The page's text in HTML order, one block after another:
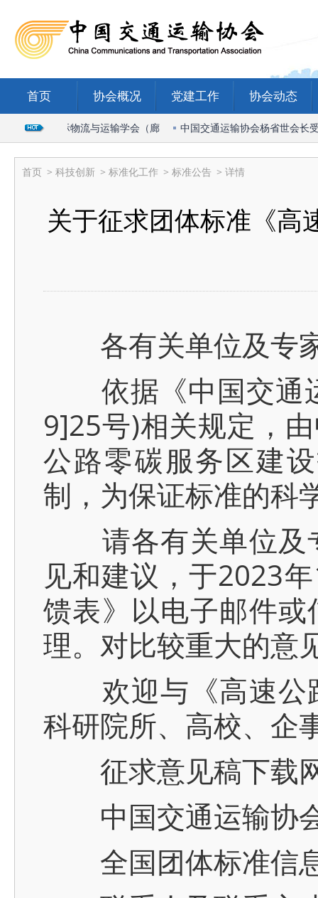
首页 协会概况 党建工作 协会动态
2026国际物流与运输学会（廊 中国交通运输协会杨省世会长受
首页 > 科技创新 > 标准化工作 > 标准公告 > 详情
关于征求团体标准《高
各有关单位及专
依据《中国交通
9]25号)相关规定，
公路零碳服务区建
制，为保证标准的科
请各有关单位及
见和建议，于2023
馈表》以电子邮件
理。对比较重大的意
欢迎与《高速公
科研院所、高校、企
征求意见稿下载
中国交通运输协
全国团体标准信